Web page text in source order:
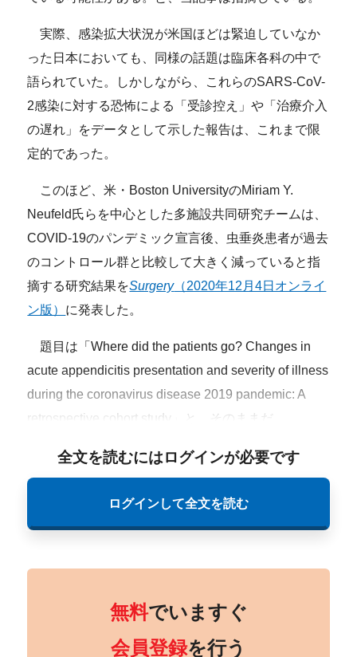
実際、感染拡大状況が米国ほどは緊迫していなか
った日本においても、同様の話題は臨床各科の中で
語られていた。しかしながら、これらのSARS-CoV-
2感染に対する恐怖による「受診控え」や「治療介入
の遅れ」をデータとして示した報告は、これまで限
定的であった。
このほど、米・Boston UniversityのMiriam Y.
Neufeld氏らを中心とした多施設共同研究チームは、
COVID-19のパンデミック宣言後、虫垂炎患者が過去
のコントロール群と比較して大きく減っていると指
摘する研究結果をSurgery（2020年12月4日オンライ
ン版） に発表した。
題目は「Where did the patients go? Changes in
acute appendicitis presentation and severity of illness
during the coronavirus disease 2019 pandemic: A
retrospective cohort study」と、そのままだ。
全文を読むにはログインが必要です
ログインして全文を読む
無料でいますぐ
会員登録を行う